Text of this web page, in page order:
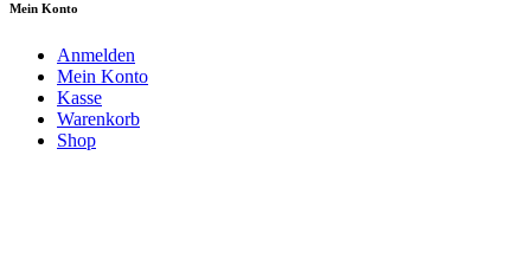
Mein Konto
Anmelden
Mein Konto
Kasse
Warenkorb
Shop